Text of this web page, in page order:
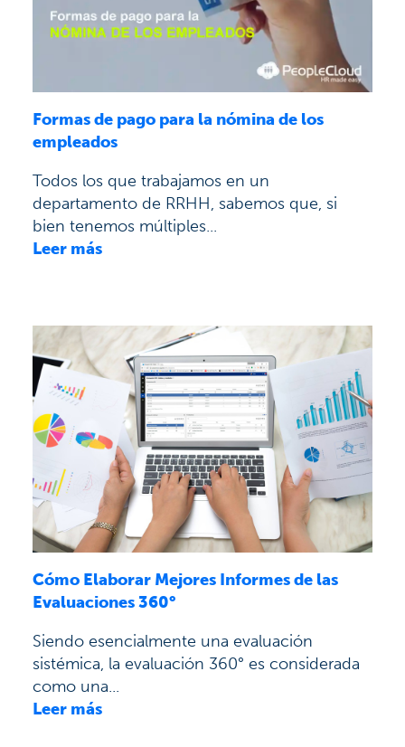
Formas de pago para la nómina de los
empleados
Todos los que trabajamos en un
departamento de RRHH, sabemos que, si
bien tenemos múltiples...
Leer más
Cómo Elaborar Mejores Informes de las
Evaluaciones 360°
Siendo esencialmente una evaluación
sistémica, la evaluación 360° es considerada
como una...
Leer más